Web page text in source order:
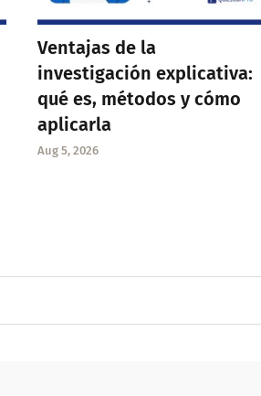
Ventajas de la
investigación explicativa:
qué es, métodos y cómo
aplicarla
Aug 5, 2026